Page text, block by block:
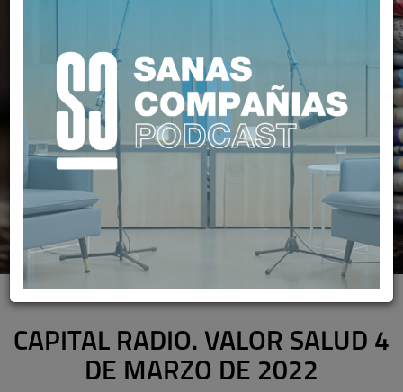
IDIS EN LOSMEDIOS
CAPITAL RADIO. VALOR SALUD 4
DE MARZO DE 2022